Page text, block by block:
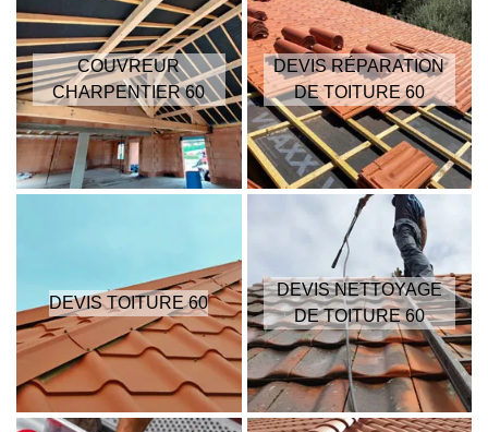
COUVREUR
CHARPENTIER 60
DEVIS RÉPARATION
DE TOITURE 60
DEVIS TOITURE 60
DEVIS NETTOYAGE
DE TOITURE 60